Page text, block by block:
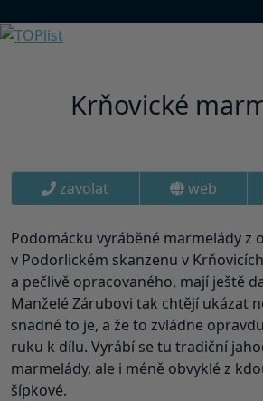
Krňovické
zavolat web
Podomácku vyráběné marmelády z
v Podorlickém skanzenu v
a pečlivě opracovaného, mají ještě
Manželé Zárubovi tak chtějí ukázat
snadné to je, a že to zvládne
ruku k dílu. Vyrábí se tu tradiční
marmelády, ale i méně obvyklé z
šípkové.